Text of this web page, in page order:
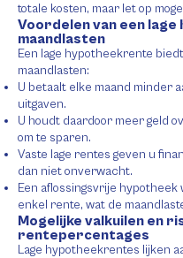
totale kosten, maar let op
Voordelen van een
maandlasten
Een lage hypotheekrente
maandlasten:
U betaalt elke maand minder
uitgaven.
U houdt daardoor meer geld
om te sparen.
Vaste lage rentes geven u
dan niet onverwacht.
Een aflossingsvrije
enkel rente, wat de
Mogelijke valkuilen en
rentepercentages
Lage hypotheekrentes lijken